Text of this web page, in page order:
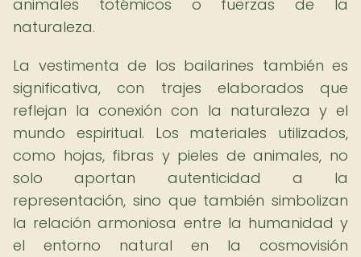
animales totémicos o fuerzas de la
naturaleza.
La vestimenta de los bailarines también es
significativa, con trajes elaborados que
reflejan la conexión con la naturaleza y el
mundo espiritual. Los materiales utilizados,
como hojas, fibras y pieles de animales, no
solo aportan autenticidad a la
representación, sino que también simbolizan
la relación armoniosa entre la humanidad y
el entorno natural en la cosmovisión